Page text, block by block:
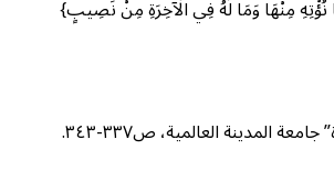
نُؤْتِهِ مِنْهَا وَمَا لَهُ فِي الْآخِرَةِ مِنْ نَصِيبٍ}
المدينة العالمية، ص٣٣٧-٣٤٣.